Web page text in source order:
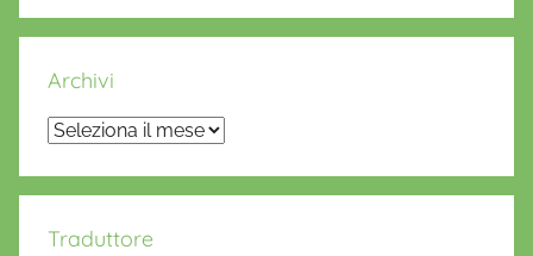
Archivi
Archivi
Traduttore